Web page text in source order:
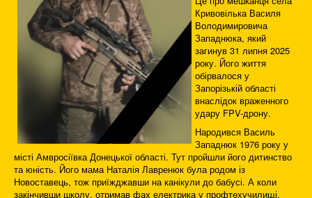
Кривовілька Василя
Володимировича
Западнюка, який
загинув 31 липня 2025
року. Його життя
обірвалося у
Запорізькій області
внаслідок враженного
удару FPV-дрону.
Народився Василь
Западнюк 1976 року у
місті Амвросіївка Донецької області. Тут пройшли його дитинство
та юність. Його мама Наталія Лавренюк була родом із
Новоставець, тож приїжджавши на канікули до бабусі. А коли
закінчивши школу, отримав фах електрика у профтехучилищі,